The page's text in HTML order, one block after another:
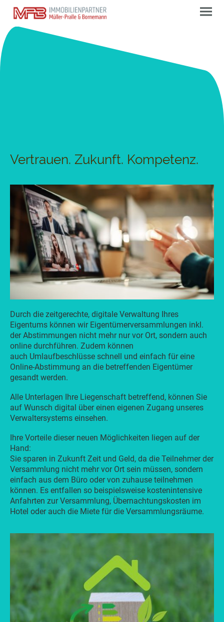
Vertrauen. Zukunft. Kompetenz.
Durch die zeitgerechte, digitale Verwaltung Ihres
Eigentums können wir Eigentümerversammlungen inkl.
der Abstimmungen nicht mehr nur vor Ort, sondern auch
online durchführen. Zudem können
auch Umlaufbeschlüsse schnell und einfach für eine
Online-Abstimmung an die betreffenden Eigentümer
gesandt werden.
Alle Unterlagen Ihre Liegenschaft betreffend, können Sie
auf Wunsch digital über einen eigenen Zugang unseres
Verwaltersystems einsehen.
Ihre Vorteile dieser neuen Möglichkeiten liegen auf der
Hand:
Sie sparen in Zukunft Zeit und Geld, da die Teilnehmer der
Versammlung nicht mehr vor Ort sein müssen, sondern
einfach aus dem Büro oder von zuhause teilnehmen
können. Es entfallen so beispielsweise kostenintensive
Anfahrten zur Versammlung, Übernachtungskosten im
Hotel oder auch die Miete für die Versammlungsräume.